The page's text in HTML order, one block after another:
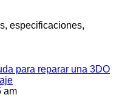
especificaciones,
para reparar una 3DO
am